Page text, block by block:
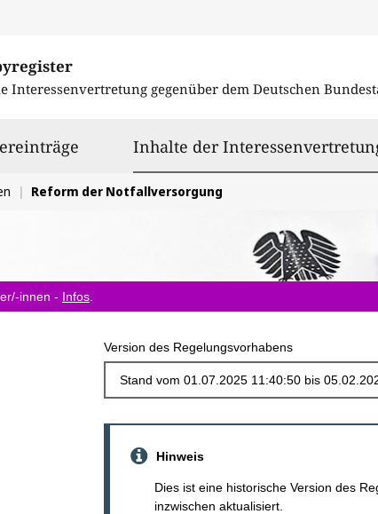
Interessenvertretung gegenüber dem Deutschen
Inhalte der
Reform der Notfallversorgung
innen - Infos
Version des Regelungsvorhabens
Hinweis
Dies ist eine historische Version des
inzwischen aktualisiert.